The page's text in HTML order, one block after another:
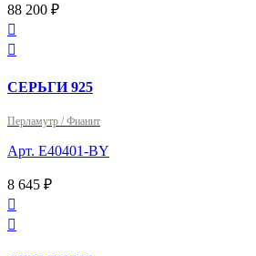
88 200 ₽


СЕРЬГИ 925
Перламутр / Фианит
Арт. E40401-BY
8 645 ₽

